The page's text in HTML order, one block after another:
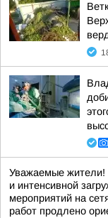
Уважаемые жители!
и интенсивной
мероприятий на
работ продлено